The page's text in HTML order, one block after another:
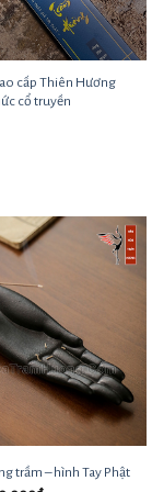
cấp Thiên Hương
cổ truyền
trầm – hình Tay Phật